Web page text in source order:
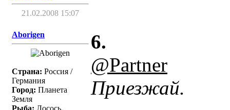
21.02.2008 15:07
Aborigen
Страна: Россия /
Германия
Город: Планета
Земля
6.
@Partner
Приезжай.